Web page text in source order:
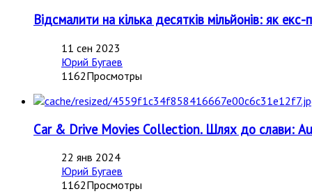
Відсмалити на кілька десятків мільйонів: як
11 сен 2023
Юрий Бугаев
1162Просмотры
Car & Drive Movies Collection. Шлях до слави:
22 янв 2024
Юрий Бугаев
1162Просмотры